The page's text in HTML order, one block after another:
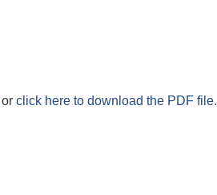
or click here to download the PDF file.